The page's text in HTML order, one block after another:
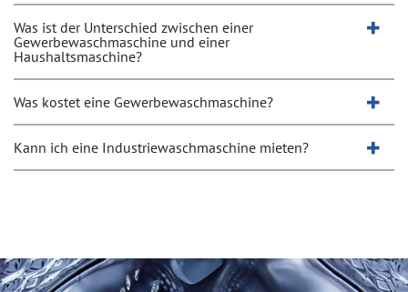
Was ist der Unterschied zwischen einer
Gewerbewaschmaschine und einer
Haushaltsmaschine?
+
Was kostet eine Gewerbewaschmaschine? +
Kann ich eine Industriewaschmaschine mieten? +